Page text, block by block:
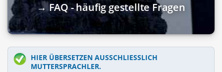
→ FAQ - häufig gestellte Fragen
HIER ÜBERSETZEN AUSSCHLIESSLICH M
UTTERSPRACHLER.